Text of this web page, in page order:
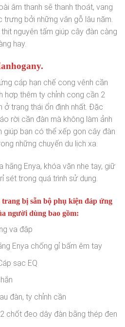
âm thanh sẽ thanh thoát, vang
bởi những vân gỗ lâu năm.
nguyên tấm giúp cây đàn càng
hay.
cáp hạn chế cong vênh cần
hợp thêm ty chỉnh cong cần 2
ở trạng thái ổn định nhất. Đặc
rời cần đàn mà không làm ảnh
giúp bạn có thể xếp gọn cây đàn
những chuyến du lịch xa.
hãng Enya, khóa vặn nhẹ tay, giữ
sét trong quá trình sử dụng.
bị sẵn bộ phụ kiện đáp ứng
người dùng bao gồm:
va đập
Enya chống gỉ bấm êm tay
sạc EQ
đàn, ty chỉnh cần
chốt đeo dây đàn bằng thép đen